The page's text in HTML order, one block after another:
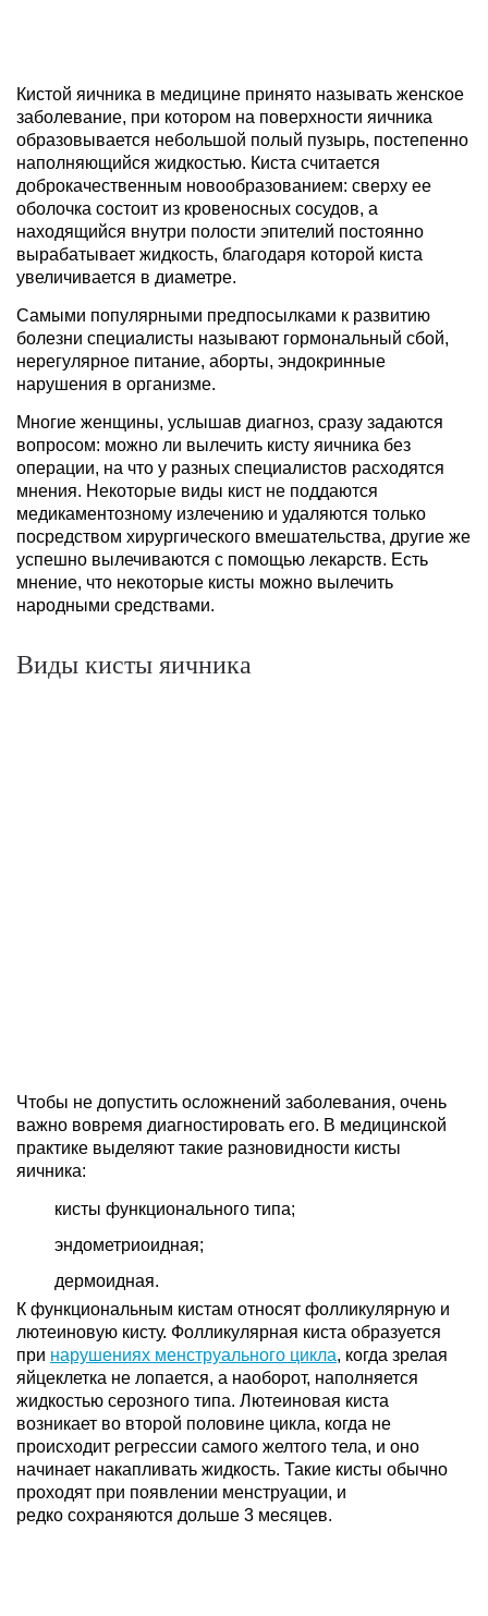
Кистой яичника в медицине принято называть женское
заболевание, при котором на поверхности яичника
образовывается небольшой полый пузырь, постепенно
наполняющийся жидкостью. Киста считается
доброкачественным новообразованием: сверху ее
оболочка состоит из кровеносных сосудов, а
находящийся внутри полости эпителий постоянно
вырабатывает жидкость, благодаря которой киста
увеличивается в диаметре.
Самыми популярными предпосылками к развитию
болезни специалисты называют гормональный сбой,
нерегулярное питание, аборты, эндокринные
нарушения в организме.
Многие женщины, услышав диагноз, сразу задаются
вопросом: можно ли вылечить кисту яичника без
операции, на что у разных специалистов расходятся
мнения. Некоторые виды кист не поддаются
медикаментозному излечению и удаляются только
посредством хирургического вмешательства, другие же
успешно вылечиваются с помощью лекарств. Есть
мнение, что некоторые кисты можно вылечить
народными средствами.
Виды кисты яичника
Чтобы не допустить осложнений заболевания, очень
важно вовремя диагностировать его. В медицинской
практике выделяют такие разновидности кисты
яичника:
кисты функционального типа;
эндометриоидная;
дермоидная.
К функциональным кистам относят фолликулярную и
лютеиновую кисту. Фолликулярная киста образуется
при нарушениях менструального цикла, когда зрелая
яйцеклетка не лопается, а наоборот, наполняется
жидкостью серозного типа. Лютеиновая киста
возникает во второй половине цикла, когда не
происходит регрессии самого желтого тела, и оно
начинает накапливать жидкость. Такие кисты обычно
проходят при появлении менструации, и
редко сохраняются дольше 3 месяцев.